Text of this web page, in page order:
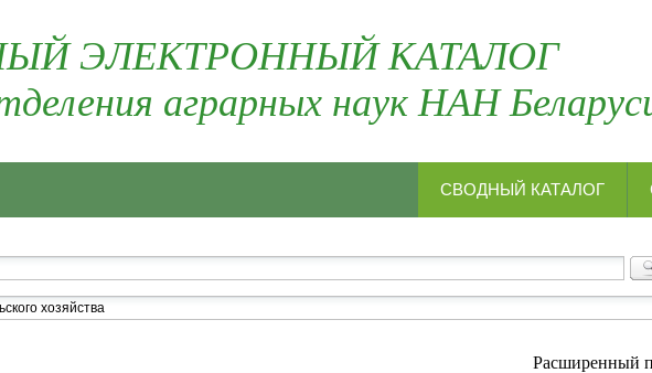
ЭЛЕКТРОННЫЙ КАТАЛОГ
аграрных наук НАН
СВОДНЫЙ КАТАЛОГ
Расширенный